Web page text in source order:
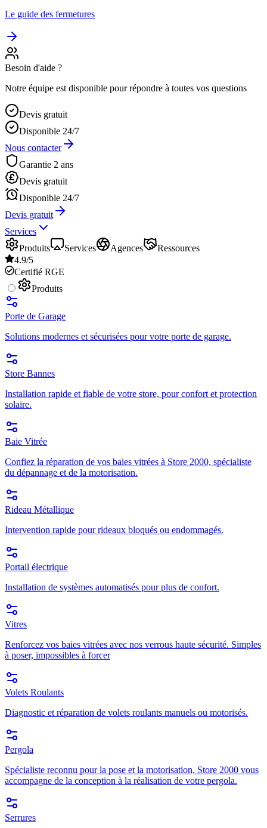
Le guide des fermetures
Besoin d'aide ?
Notre équipe est disponible pour répondre à toutes vos questions
Devis gratuit
Disponible 24/7
Nous contacter
Garantie 2 ans
Devis gratuit
Disponible 24/7
Devis gratuit
Services
Produits
Services Agences
Ressources
4.9/5
Certifié RGE
Produits
Porte de Garage
Solutions modernes et sécurisées pour votre porte de garage.
Store Bannes
Installation rapide et fiable de votre store, pour confort et protection
solaire.
Baie Vitrée
Confiez la réparation de vos baies vitrées à Store 2000, spécialiste
du dépannage et de la motorisation.
Rideau Métallique
Intervention rapide pour rideaux bloqués ou endommagés.
Portail électrique
Installation de systèmes automatisés pour plus de confort.
Vitres
Renforcez vos baies vitrées avec nos verrous haute sécurité. Simples
à poser, impossibles à forcer
Volets Roulants
Diagnostic et réparation de volets roulants manuels ou motorisés.
Pergola
Spécialiste reconnu pour la pose et la motorisation, Store 2000 vous
accompagne de la conception à la réalisation de votre pergola.
Serrures